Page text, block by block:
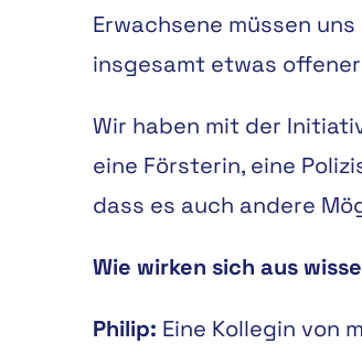
Erwachsene müssen
insgesamt etwas
Wir haben mit der
eine Försterin, eine
dass es auch andere
Wie wirken sich aus
Philip: Eine Kollegin von